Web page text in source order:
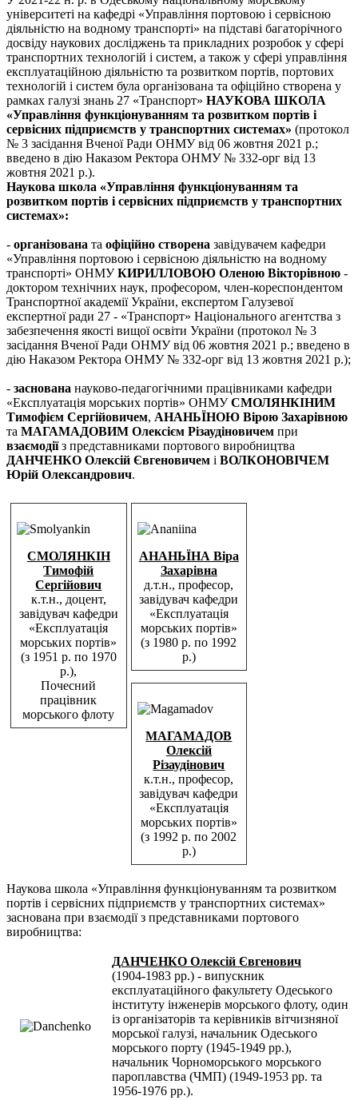
університеті на кафедрі «Управління портовою і сервісною
діяльністю на водному транспорті» на підставі багаторічного
досвіду наукових досліджень та прикладних розробок у сфері
транспортних технологій і систем, а також у сфері управління
експлуатаційною діяльністю та розвитком портів, портових
технологій і систем була організована та офіційно створена у
рамках галузі знань 27 «Транспорт» НАУКОВА ШКОЛА
«Управління функціонуванням та розвитком портів і
сервісних підприємств у транспортних системах» (протокол
№ 3 засідання Вченої Ради ОНМУ від 06 жовтня 2021 р.;
введено в дію Наказом Ректора ОНМУ № 332-орг від 13
жовтня 2021 р.).
Наукова школа «Управління функціонуванням та
розвитком портів і сервісних підприємств у транспортних
системах»:
- організована та офіційно створена завідувачем кафедри
«Управління портовою і сервісною діяльністю на водному
транспорті» ОНМУКИРИЛЛОВОЮ Оленою Вікторівною -
доктором технічних наук, професором, член-кореспондентом
Транспортної академії України, експертом Галузевої
експертної ради 27 - «Транспорт» Національного агентства з
забезпечення якості вищої освіти України (протокол № 3
засідання Вченої Ради ОНМУ від 06 жовтня 2021 р.; введено в
дію Наказом Ректора ОНМУ № 332-орг від 13 жовтня 2021 р.);
- заснована науково-педагогічними працівниками кафедри
«Експлуатація морських портів» ОНМУСМОЛЯНКІНИМ
Тимофієм Сергійовичем, АНАНЬЇНОЮ Вірою Захарівною
та МАГАМАДОВИМ Олексієм Різаудіновичем при
взаємодіїз представниками портового виробництва
ДАНЧЕНКО Олексій Євгеновичем і ВОЛКОНОВІЧЕМ
Юрій Олександрович.
СМОЛЯНКІН
Тимофій
Сергійович
к.т.н., доцент,
завідувач кафедри
«Експлуатація
морських портів»
(з 1951 р. по 1970
р.),
Почесний
працівник
морського флоту
АНАНЬЇНА Віра
Захарівна
д.т.н., професор,
завідувач кафедри
«Експлуатація
морських портів»
(з 1980 р. по 1992
р.)
МАГАМАДОВ
Олексій
Різаудінович
к.т.н., професор,
завідувач кафедри
«Експлуатація
морських портів»
(з 1992 р. по 2002
р.)
Наукова школа «Управління функціонуванням та розвитком
портів і сервісних підприємств у транспортних системах»
заснована при взаємодії з представниками портового
виробництва:
ДАНЧЕНКО Олексій Євгенович
(1904-1983 рр.) - випускник
експлуатаційного факультету Одеського
інституту інженерів морського флоту, один
із організаторів та керівників вітчизняної
морської галузі, начальник Одеського
морського порту (1945-1949 рр.),
начальник Чорноморського морського
пароплавства (ЧМП) (1949-1953 рр. та
1956-1976 рр.).